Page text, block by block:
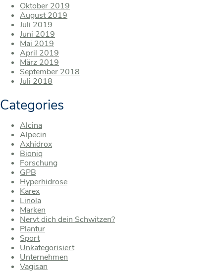
Oktober 2019
August 2019
Juli 2019
Juni 2019
Mai 2019
April 2019
März 2019
September 2018
Juli 2018
Categories
Alcina
Alpecin
Axhidrox
Bioniq
Forschung
GPB
Hyperhidrose
Karex
Linola
Marken
Nervt dich dein Schwitzen?
Plantur
Sport
Unkategorisiert
Unternehmen
Vagisan